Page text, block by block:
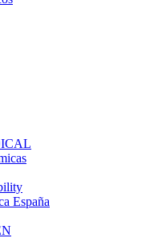
España